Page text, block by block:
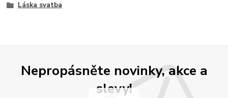
Láska svatba
Nepropásněte novinky, akce a
slevy!